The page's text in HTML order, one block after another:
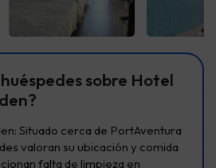
sobre Hotel
Situado cerca de PortAventura
valoran su ubicación y comida
falta de limpieza en